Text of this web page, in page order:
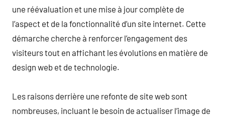
une réévaluation et une mise à jour complète de
l’aspect et de la fonctionnalité d’un site internet. Cette
démarche cherche à renforcer l’engagement des
visiteurs tout en affichant les évolutions en matière de
design web et de technologie.
Les raisons derrière une refonte de site web sont
nombreuses, incluant le besoin de actualiser l’image de